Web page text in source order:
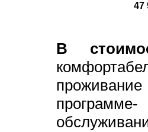
47
В